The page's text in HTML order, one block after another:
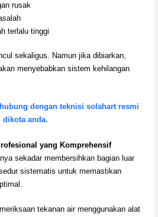
rusak
terlalu tinggi
sekaligus. Namun jika dibiarkan,
menyebabkan sistem kehilangan
dengan teknisi solahart resmi
dikota anda.
yang Komprehensif
sekadar membersihkan bagian luar
sistematis untuk memastikan
tekanan air menggunakan alat